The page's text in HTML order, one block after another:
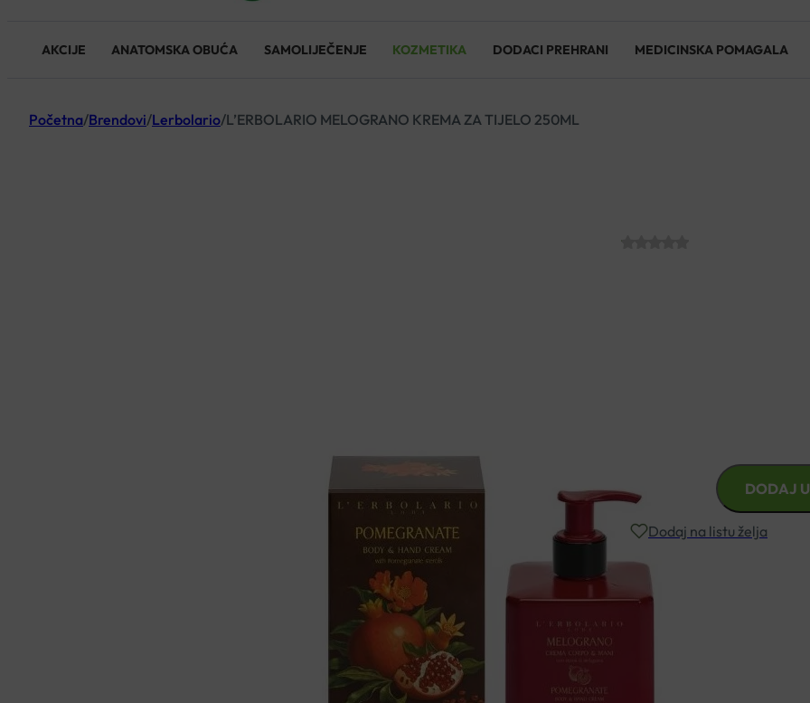
AKCIJE ANATOMSKA OBUĆA SAMOLIJEČENJE KOZMETIKA DODACI PREHRANI MEDICINSKA POMAGALA
Početna/Brendovi/Lerbolario/L’ERBOLARIO MELOGRANO KREMA ZA TIJELO 250ML
Mirisna tretman krema koja
Intenzivan i dugotrajan
MELOGRANO
KREMA
ZA
DODAJ
Dodaj na listu želja